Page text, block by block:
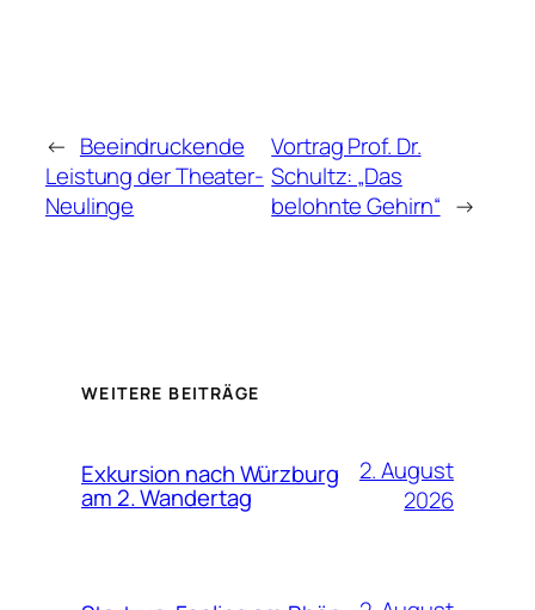
← Beeindruckende
Leistung der Theater-
Neulinge
Vortrag Prof. Dr.
Schultz: „Das
belohnte Gehirn“ →
WEITERE BEITRÄGE
Exkursion nach Würzburg
am 2. Wandertag
2. August
2026